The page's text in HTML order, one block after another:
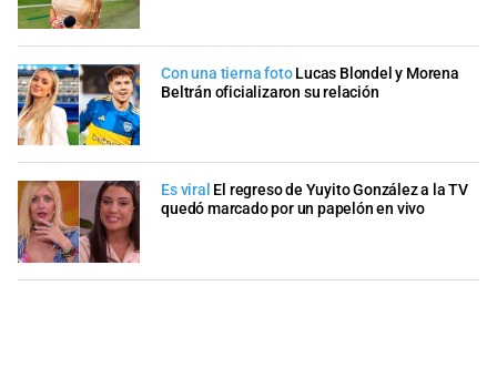
Con una tierna foto Lucas Blondel y Morena
Beltrán oficializaron su relación
Es viral El regreso de Yuyito González a la TV
quedó marcado por un papelón en vivo